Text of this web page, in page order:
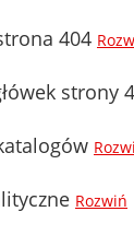
404
strony
Rozwiń